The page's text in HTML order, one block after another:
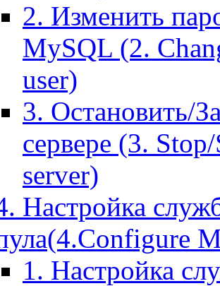
2. Изменить
MySQL (2.
user)
3. Остановить/
сервере (3.
server)
Настройка
1. Настройка